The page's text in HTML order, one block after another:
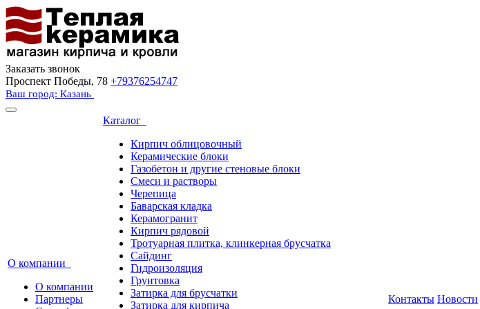
Заказать звонок
Проспект Победы, 78 +79376254747
Ваш город: Казань
О компании
О компании
Партнеры
Каталог
Кирпич облицовочный
Керамические блоки
Газобетон и другие стеновые блоки
Смеси и растворы
Черепица
Баварская кладка
Керамогранит
Кирпич рядовой
Тротуарная плитка, клинкерная брусчатка
Сайдинг
Гидроизоляция
Грунтовка
Затирка для брусчатки
Затирка для кирпича
Контакты Новости